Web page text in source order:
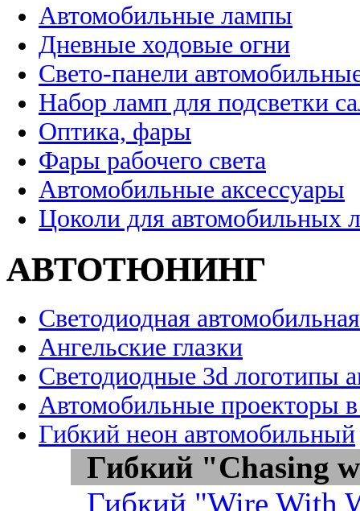
Автомобильные лампы
Дневные ходовые огни
Свето-панели
Набор ламп для подсветки
Оптика, фары
Фары рабочего света
Автомобильные аксессуары
Цоколи для автомобильных
АВТОТЮНИНГ
Светодиодная
Ангельские глазки
Светодиодные 3d логотипы
Автомобильные проекторы
Гибкий неон автомобильный
Гибкий "Chasing
Гибкий "Wire With